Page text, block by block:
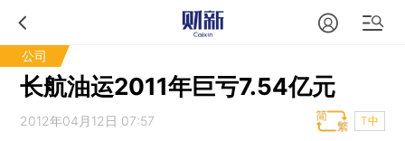
公司
长航油运2011年巨亏7.54亿元
2012年04月12日 07:57 T中